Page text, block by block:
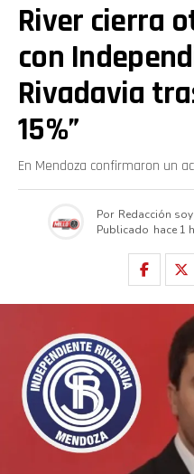
River cierra
con
Rivadavia
15%”
En Mendoza confirmaron un
Por Redacción
Publicado hace 1